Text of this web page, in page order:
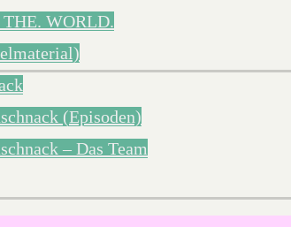
WORLD.
(Episoden)
– Das Team